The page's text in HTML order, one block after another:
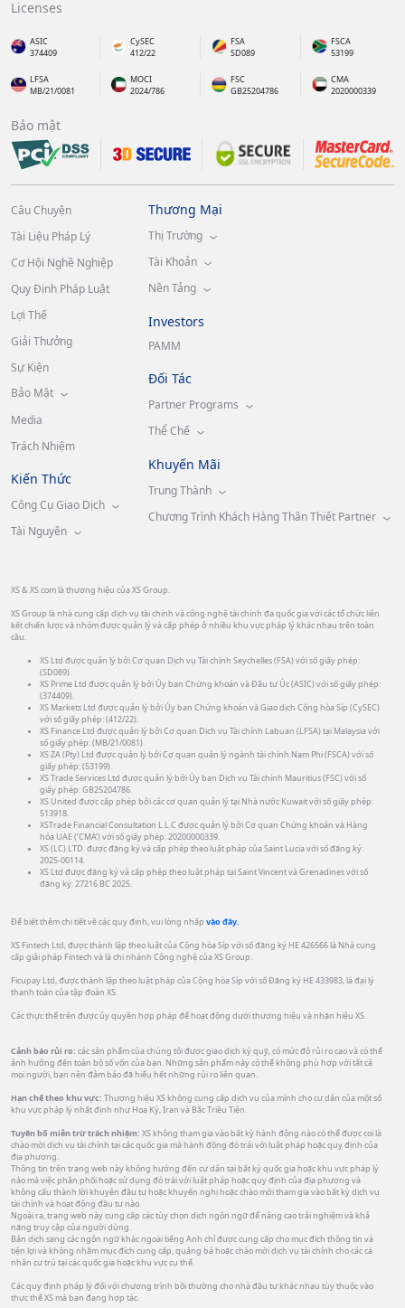
Licenses
ASIC
374409
CySEC
412/22
FSA
SD089
FSCA
53199
LFSA
MB/21/0081
MOCI
2024/786
FSC
GB25204786
CMA
2020000339
Bảo mật
Câu Chuyện
Tài Liệu Pháp Lý
Cơ Hội Nghề Nghiệp
Quy Định Pháp Luật
Lợi Thế
Giải Thưởng
Sự Kiện
Bảo Mật
Media
Trách Nhiệm
Kiến Thức
Công Cụ Giao Dịch
Tài Nguyên
Thương Mại
Thị Trường
Tài Khoản
Nền Tảng
Investors
PAMM
Đối Tác
Partner Programs
Thể Chế
Khuyến Mãi
Trung Thành
Chương Trình Khách Hàng Thân Thiết Partner
XS & XS.com là thương hiệu của XS Group.
XS Group là nhà cung cấp dịch vụ tài chính và công nghệ tài chính đa quốc gia với các tổ chức liên
kết chiến lược và nhóm được quản lý và cấp phép ở nhiều khu vực pháp lý khác nhau trên toàn
cầu.
XS Ltd được quản lý bởi Cơ quan Dịch vụ Tài chính Seychelles (FSA) với số giấy phép:
(SD089).
XS Prime Ltd được quản lý bởi Ủy ban Chứng khoán và Đầu tư Úc (ASIC) với số giấy phép:
(374409).
XS Markets Ltd được quản lý bởi Ủy ban Chứng khoán và Giao dịch Cộng hòa Síp (CySEC)
với số giấy phép: (412/22).
XS Finance Ltd được quản lý bởi Cơ quan Dịch vụ Tài chính Labuan (LFSA) tại Malaysia với
số giấy phép: (MB/21/0081).
XS ZA (Pty) Ltd được quản lý bởi Cơ quan quản lý ngành tài chính Nam Phi (FSCA) với số
giấy phép: (53199).
XS Trade Services Ltd được quản lý bởi Ủy ban Dịch vụ Tài chính Mauritius (FSC) với số
giấy phép: GB25204786.
XS United được cấp phép bởi các cơ quan quản lý tại Nhà nước Kuwait với số giấy phép:
513918.
XSTrade Financial Consultation L.L.C được quản lý bởi Cơ quan Chứng khoán và Hàng
hóa UAE (‘CMA’) với số giấy phép: 20200000339.
XS (LC) LTD. được đăng ký và cấp phép theo luật pháp của Saint Lucia với số đăng ký:
2025-00114.
XS Ltd được đăng ký và cấp phép theo luật pháp tại Saint Vincent và Grenadines với số
đăng ký: 27216 BC 2025.
Để biết thêm chi tiết về các quy định, vui lòng nhấp vào đây.
XS Fintech Ltd, được thành lập theo luật của Cộng hòa Síp với số đăng ký HE 426566 là Nhà cung
cấp giải pháp Fintech và là chi nhánh Công nghệ của XS Group.
Ficupay Ltd, được thành lập theo luật pháp của Cộng hòa Síp với số Đăng ký HE 433983, là đại lý
thanh toán của tập đoàn XS.
Các thực thể trên được ủy quyền hợp pháp để hoạt động dưới thương hiệu và nhãn hiệu XS.
Cảnh báo rủi ro: các sản phẩm của chúng tôi được giao dịch ký quỹ, có mức độ rủi ro cao và có thể
ảnh hưởng đến toàn bộ số vốn của bạn. Những sản phẩm này có thể không phù hợp với tất cả
mọi người, bạn nên đảm bảo đã hiểu hết những rủi ro liên quan.
Hạn chế theo khu vực: Thương hiệu XS không cung cấp dịch vụ của mình cho cư dân của một số
khu vực pháp lý nhất định như Hoa Kỳ, Iran và Bắc Triều Tiên.
Tuyên bố miễn trừ trách nhiệm: XS không tham gia vào bất kỳ hành động nào có thể được coi là
chào mời dịch vụ tài chính tại các quốc gia mà hành động đó trái với luật pháp hoặc quy định của
địa phương.
Thông tin trên trang web này không hướng đến cư dân tại bất kỳ quốc gia hoặc khu vực pháp lý
nào mà việc phân phối hoặc sử dụng đó trái với luật pháp hoặc quy định của địa phương và
không cấu thành lời khuyên đầu tư hoặc khuyến nghị hoặc chào mời tham gia vào bất kỳ dịch vụ
tài chính và hoạt động đầu tư nào.
Ngoài ra, trang web này cung cấp các tùy chọn dịch ngôn ngữ để nâng cao trải nghiệm và khả
năng truy cập của người dùng.
Bản dịch sang các ngôn ngữ khác ngoài tiếng Anh chỉ được cung cấp cho mục đích thông tin và
tiện lợi và không nhằm mục đích cung cấp, quảng bá hoặc chào mời dịch vụ tài chính cho các cá
nhân cư trú tại các quốc gia hoặc khu vực cụ thể.
Các quy định pháp lý đối với chương trình bồi thường cho nhà đầu tư khác nhau tùy thuộc vào
thực thể XS mà bạn đang hợp tác.